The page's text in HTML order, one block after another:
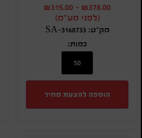
₪378.00
-
₪315.00
(לפני מע"מ)
מק"ט: SA-3168733
כמות:
הוספה להצעת מחיר